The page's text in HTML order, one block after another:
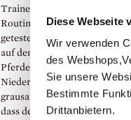
Diese Webseite
Wir verwenden
des
Sie unsere
Bestimmte
Drittanbietern.
Trainer auf den Zahn fühlen,
Routinekon­trollen positiv auf
getestet worden waren. Und
auf dem Cheltenham Racing
Pferde in Hochform und
Niedertracht, nicht jedoch,
grausamen Mordes zu
dass der Täter vor nichts